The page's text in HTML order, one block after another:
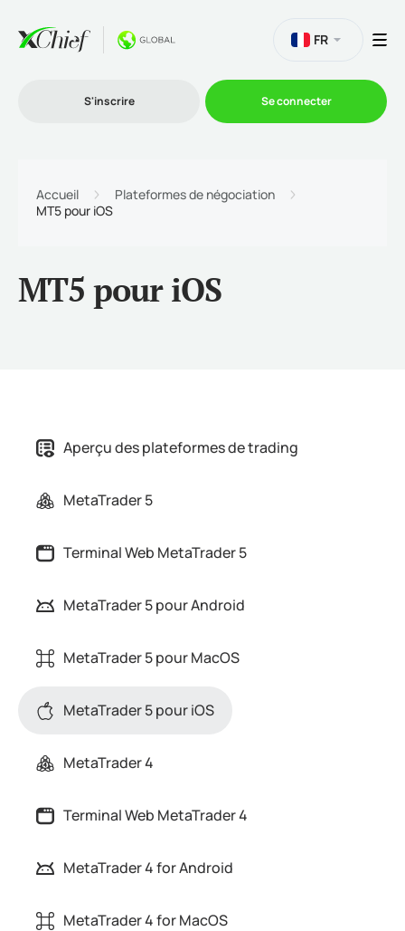
Promotions
FR
S'inscrire Se connecter
Accueil
Plateformes de négociation
MT5 pour iOS
MT5 pour iOS
Aperçu des plateformes de trading
MetaTrader 5
Terminal Web MetaTrader 5
MetaTrader 5 pour Android
MetaTrader 5 pour MacOS
MetaTrader 5 pour iOS
MetaTrader 4
Terminal Web MetaTrader 4
MetaTrader 4 for Android
MetaTrader 4 for MacOS